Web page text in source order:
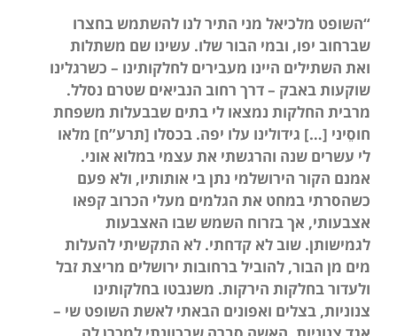
“השופט מלכיאל מני התיר לנו להשתמש בחצרו
שברחוב יפו, ובמי הבור שלו. עשינו שם משתלות
ואת השתילים היינו מעבירים לחלקותינו – כשרגלינו
שוקעות באבק – דרך רחוב הנביאים שטרם נסלל.
מרבית החלקות נמצאו לי בתים שבבעלות משפחת
חוסֵיני […] גידולינו עלו יפה. בכסלו [תרע”ח] מלאו
לי עשרים שנה והרגשתי את עצמי במלוא אוני.
אמנם הקור הירושלמי נתן בי אותותיו, ולא פעם
כשהסרתי במחט את הגלמים מעלי הכרוב קפאו
אצבעותי, אך בזרוח השמש שבו האצבעות
לגמישותן. שוב לא קדחתי. לא התקשיתי להעלות
מים מן הבור, להוביל ברחובות ירושלים מריצת זבל
ולעדור בחלקות הירקות. משנבטו בחלקותינו
צנוניות, בצלים ואפונים הבאתי לאשת השופט שי –